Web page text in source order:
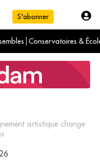
S'abonner
Conservatoires &
mois
artistique change